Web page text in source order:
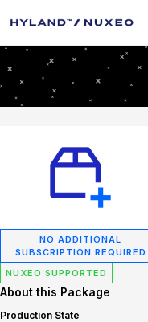
NO ADDITIONAL
SUBSCRIPTION REQUIRED
NUXEO SUPPORTED
About this Package
Production State